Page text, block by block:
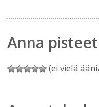
Anna pisteet
(ei vielä